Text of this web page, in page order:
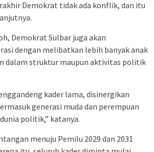
Demokrat tidak ada konflik, dan itu
Demokrat Sulbar juga akan
dengan melibatkan lebih banyak anak
dalam struktur maupun aktivitas politik
kader lama, disinergikan
generasi muda dan perempuan
politik,” katanya.
menuju Pemilu 2029 dan 2031